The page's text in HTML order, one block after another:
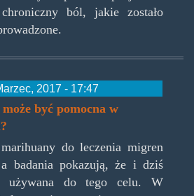
ból, jakie zostało
2017 - 17:47
być pomocna w
do leczenia migren
badania pokazują, że i dziś
używana do tego celu. W